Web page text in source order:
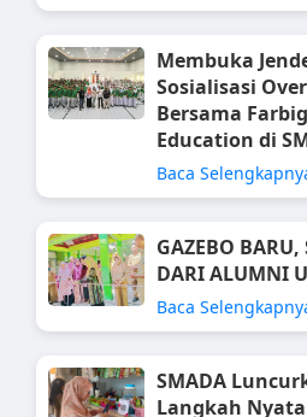
Membuka
Sosialisasi
Bersama
Education di
Baca
GAZEBO
DARI ALUMNI
Baca
SMADA
Langkah